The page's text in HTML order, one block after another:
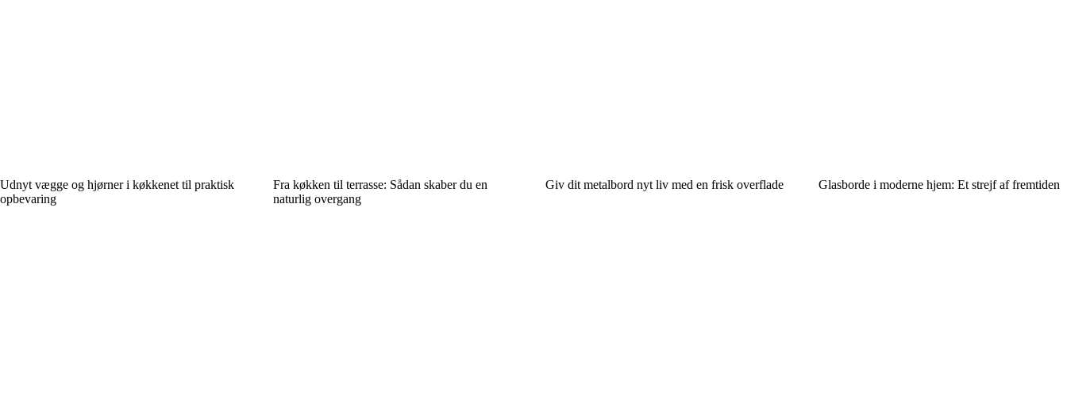
Udnyt vægge og hjørner i køkkenet til praktisk
opbevaring
Fra køkken til terrasse: Sådan skaber du en
naturlig overgang
Giv dit metalbord nyt liv med en frisk overflade Glasborde i moderne hjem: Et strejf af fremtiden